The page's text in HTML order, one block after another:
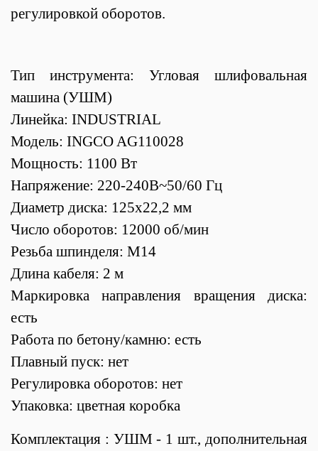
регулировкой оборотов.
Тип инструмента: Угловая шлифовальная
машина (УШМ)
Линейка: INDUSTRIAL
Модель: INGCO AG110028
Мощность: 1100 Вт
Напряжение: 220-240В~50/60 Гц
Диаметр диска: 125x22,2 мм
Число оборотов: 12000 об/мин
Резьба шпинделя: М14
Длина кабеля: 2 м
Маркировка направления вращения диска:
есть
Работа по бетону/камню: есть
Плавный пуск: нет
Регулировка оборотов: нет
Упаковка: цветная коробка
Комплектация : УШМ - 1 шт., дополнительная